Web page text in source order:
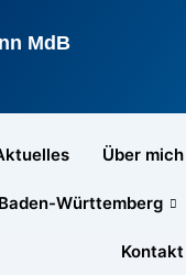
MdB
Über mich
Baden-Württemberg
Kontakt